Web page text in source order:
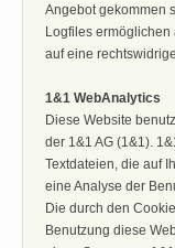
Angebot gekommen
Logfiles
auf eine
1&1 WebAnalytics
Diese Website
der 1&1 AG (1&1).
Textdateien, die auf
eine Analyse der
Die durch den
Benutzung diese